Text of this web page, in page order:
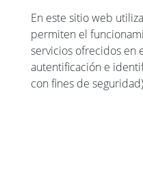
En este sitio web
permiten el
servicios ofrecidos en
autentificación e
con fines de